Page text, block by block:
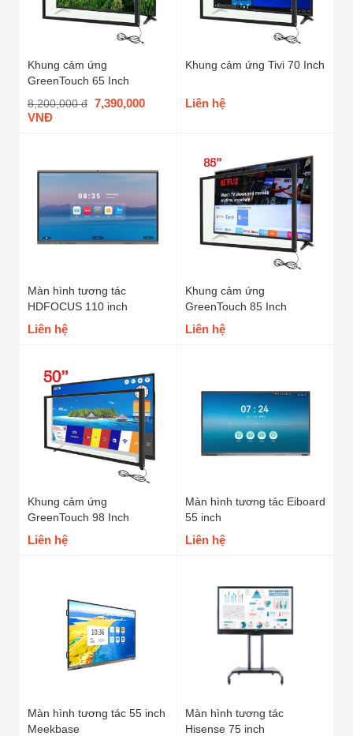
Khung cảm ứng
GreenTouch 65 Inch
8,200,000 đ 7,390,000
VNĐ
Khung cảm ứng Tivi 70 Inch
Liên hệ
Màn hình tương tác
HDFOCUS 110 inch
Liên hệ
Khung cảm ứng
GreenTouch 85 Inch
Liên hệ
Khung cảm ứng
GreenTouch 98 Inch
Liên hệ
Màn hình tương tác Eiboard
55 inch
Liên hệ
Màn hình tương tác 55 inch
Meekbase
Màn hình tương tác
Hisense 75 inch